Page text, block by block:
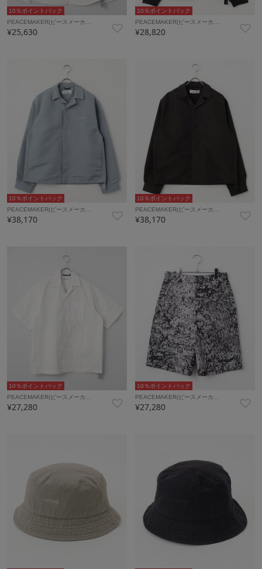
10％ポイントバック
PEACEMAKER(ピースメーカ…
¥25,630
10％ポイントバック
PEACEMAKER(ピースメーカ…
¥28,820
10％ポイントバック
PEACEMAKER(ピースメーカ…
¥38,170
10％ポイントバック
PEACEMAKER(ピースメーカ…
¥38,170
10％ポイントバック
PEACEMAKER(ピースメーカ…
¥27,280
10％ポイントバック
PEACEMAKER(ピースメーカ…
¥27,280